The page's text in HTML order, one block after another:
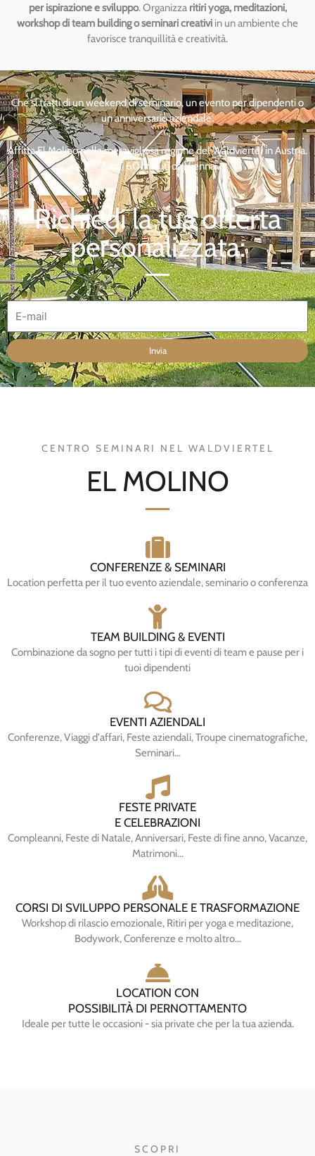
per ispirazione e sviluppo. Organizza ritiri yoga, meditazioni,
workshop di team building o seminari creativi in un ambiente che
favorisce tranquillità e creatività.
Che si tratti di un weekend di seminario, un evento per dipendenti o
un anniversario aziendale:
Affitta El Molino nella meravigliosa regione del Waldviertel in Austria.
A soli 60 minuti da Vienna
Richiedi la tua offerta
personalizzata:
E
-
m
a
i
l
Invia
CENTRO SEMINARI NEL WALDVIERTEL
EL MOLINO
CONFERENZE & SEMINARI
Location perfetta per il tuo evento aziendale, seminario o conferenza
TEAM BUILDING & EVENTI
Combinazione da sogno per tutti i tipi di eventi di team e pause per i
tuoi dipendenti
EVENTI AZIENDALI
Conferenze, Viaggi d'affari, Feste aziendali, Troupe cinematografiche,
Seminari…
FESTE PRIVATE
E CELEBRAZIONI
Compleanni, Feste di Natale, Anniversari, Feste di fine anno, Vacanze,
Matrimoni...
CORSI DI SVILUPPO PERSONALE E TRASFORMAZIONE
Workshop di rilascio emozionale, Ritiri per yoga e meditazione,
Bodywork, Conferenze e molto altro...
LOCATION CON
POSSIBILITÀ DI PERNOTTAMENTO
Ideale per tutte le occasioni - sia private che per la tua azienda.
SCOPRI